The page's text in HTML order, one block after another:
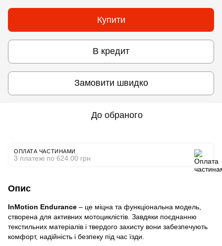
Купити
В кредит
Замовити швидко
До обраного
ОПЛАТА ЧАСТИНАМИ
3 платежі по 624.00 грн
Опис
InMotion Endurance – це міцна та функціональна модель,
створена для активних мотоциклістів. Завдяки поєднанню
текстильних матеріалів і твердого захисту вони забезпечують
комфорт, надійність і безпеку під час їзди.